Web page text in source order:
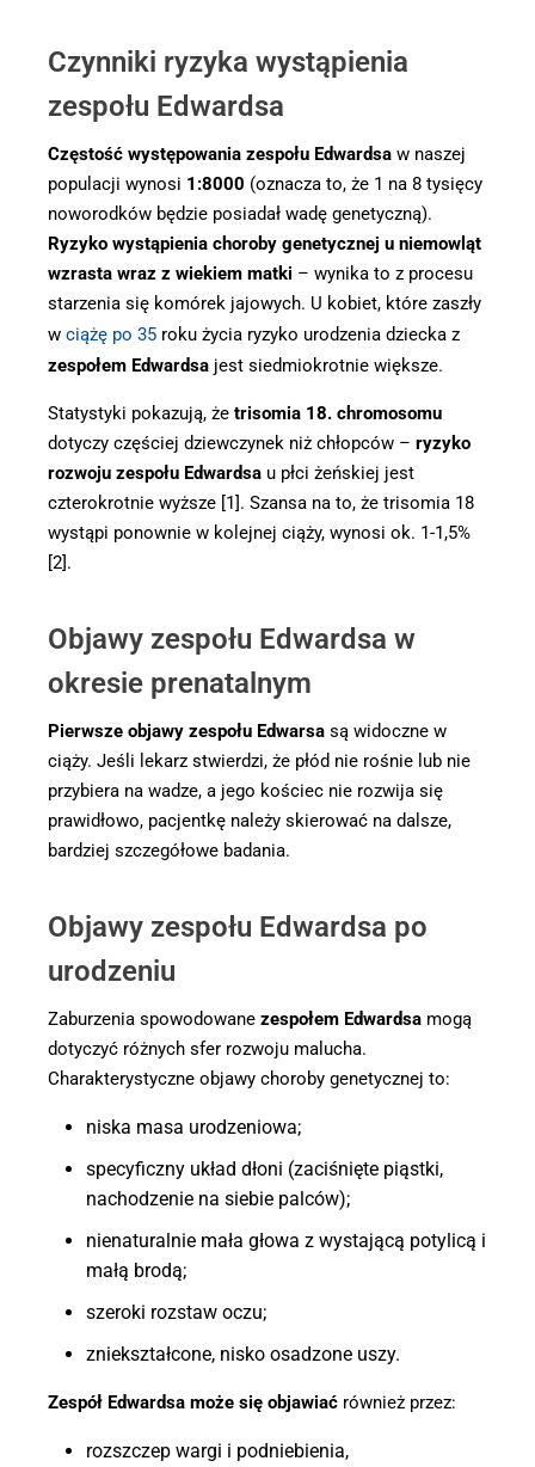
Czynniki ryzyka wystąpienia
zespołu Edwardsa
Częstość występowania zespołu Edwardsa w naszej
populacji wynosi 1:8000 (oznacza to, że 1 na 8 tysięcy
noworodków będzie posiadał wadę genetyczną).
Ryzyko wystąpienia choroby genetycznej u niemowląt
wzrasta wraz z wiekiem matki – wynika to z procesu
starzenia się komórek jajowych. U kobiet, które zaszły
w ciążę po 35 roku życia ryzyko urodzenia dziecka z
zespołem Edwardsa jest siedmiokrotnie większe.
Statystyki pokazują, że trisomia 18. chromosomu
dotyczy częściej dziewczynek niż chłopców – ryzyko
rozwoju zespołu Edwardsa u płci żeńskiej jest
czterokrotnie wyższe [1]. Szansa na to, że trisomia 18
wystąpi ponownie w kolejnej ciąży, wynosi ok. 1-1,5%
[2].
Objawy zespołu Edwardsa w
okresie prenatalnym
Pierwsze objawy zespołu Edwarsa są widoczne w
ciąży. Jeśli lekarz stwierdzi, że płód nie rośnie lub nie
przybiera na wadze, a jego kościec nie rozwija się
prawidłowo, pacjentkę należy skierować na dalsze,
bardziej szczegółowe badania.
Objawy zespołu Edwardsa po
urodzeniu
Zaburzenia spowodowane zespołem Edwardsa mogą
dotyczyć różnych sfer rozwoju malucha.
Charakterystyczne objawy choroby genetycznej to:
niska masa urodzeniowa;
specyficzny układ dłoni (zaciśnięte piąstki,
nachodzenie na siebie palców);
nienaturalnie mała głowa z wystającą potylicą i
małą brodą;
szeroki rozstaw oczu;
zniekształcone, nisko osadzone uszy.
Zespół Edwardsa może się objawiać również przez:
rozszczep wargi i podniebienia,